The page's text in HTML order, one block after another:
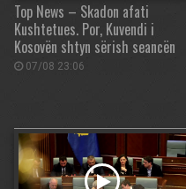
Top News – Skadon afati
Kushtetues. Por, Kuvendi i
Kosovën shtyn sërish seancën
07/08 23:06